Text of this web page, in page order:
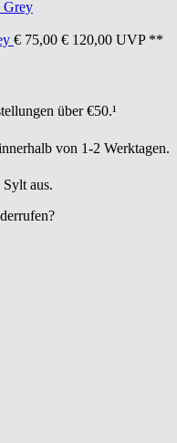
€ 75,00 € 120,00 UVP **
über €50.¹
von 1-2 Werktagen.
aus.